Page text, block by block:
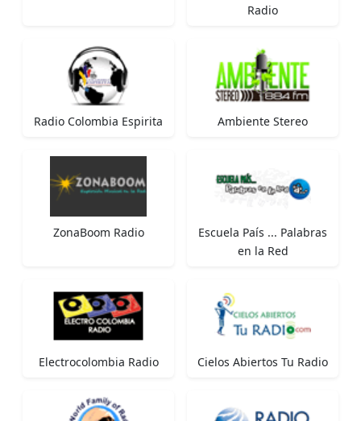
Radio
Radio Colombia Espirita Ambiente Stereo
ZonaBoom Radio
Escuela País ... Palabras
en la Red
Electrocolombia Radio Cielos Abiertos Tu Radio